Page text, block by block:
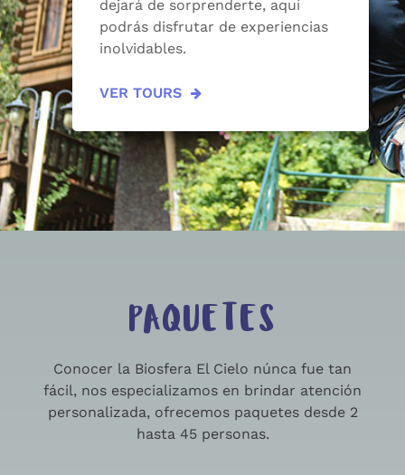
dejará de sorprenderte, aquí
podrás disfrutar de experiencias
inolvidables.
VER TOURS
PAQUETES
Conocer la Biosfera El Cielo núnca fue tan
fácil, nos especializamos en brindar atención
personalizada, ofrecemos paquetes desde 2
hasta 45 personas.